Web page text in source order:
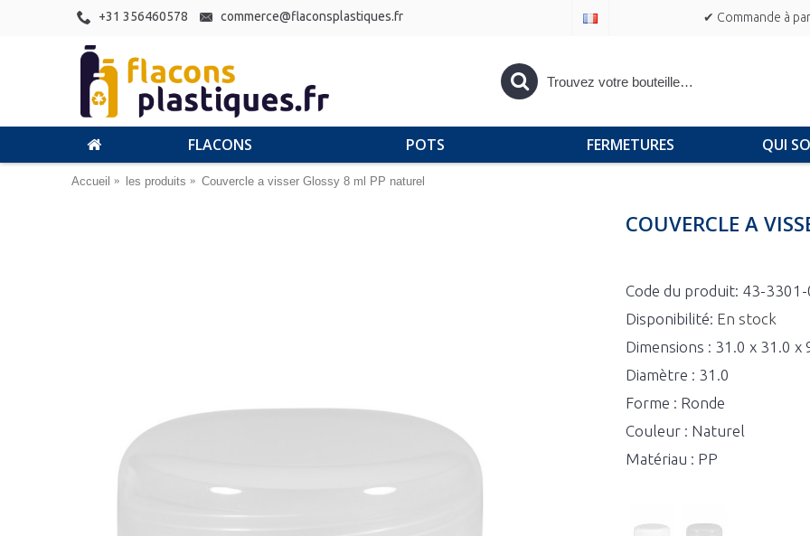
+31 356460578 commerce@flaconsplastiques.fr ✔ Commande à
FLACONS POTS FERMETURES QUI
Accueil les produits Couvercle a visser Glossy 8 ml PP naturel
COUVERCLE A
Code du produit: 43-
Disponibilité: En stock
Dimensions : 31.0 x 31.0 x
Diamètre : 31.0
Forme : Ronde
Couleur : Naturel
Matériau : PP